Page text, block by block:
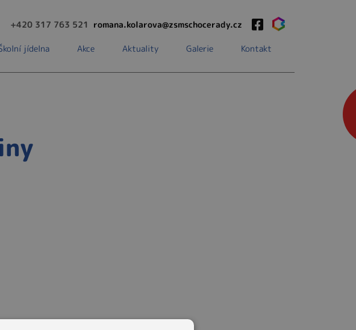
+420 317 763 521 romana.kolarova@zsmschocerady.cz
jídelna Akce Aktuality Galerie Kontakt